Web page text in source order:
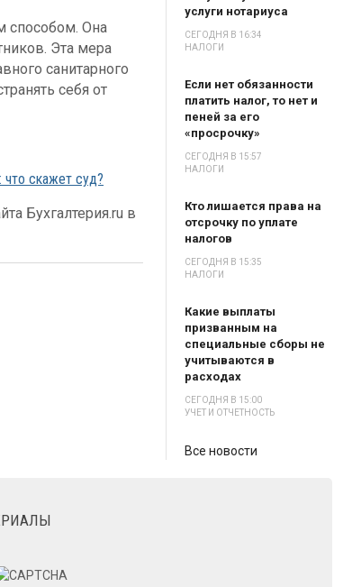
способом. Она
Эта мера
санитарного
себя от
что скажет суд?
Бухгалтерия.ru в
услуги нотариуса
СЕГОДНЯ В 16:34
НАЛОГИ
Если нет обязанности
платить налог, то нет и
пеней за его
«просрочку»
СЕГОДНЯ В 15:57
НАЛОГИ
Кто лишается права на
отсрочку по уплате
налогов
СЕГОДНЯ В 15:35
НАЛОГИ
Какие выплаты
призванным на
специальные сборы не
учитываются в
расходах
СЕГОДНЯ В 15:00
УЧЕТ И ОТЧЕТНОСТЬ
Все новости